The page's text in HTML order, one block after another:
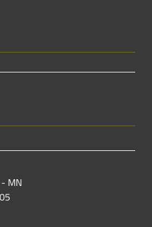
MN